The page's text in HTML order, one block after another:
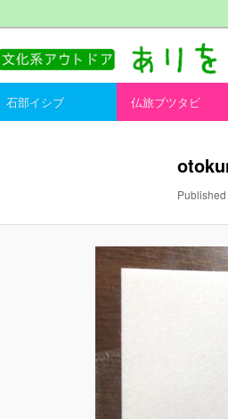
ありをりあ
書を持ってそとへ出よう。
Main menu
Skip to primary content
Skip to secondary content
石部イシブ 仏旅ブツタビ
Published